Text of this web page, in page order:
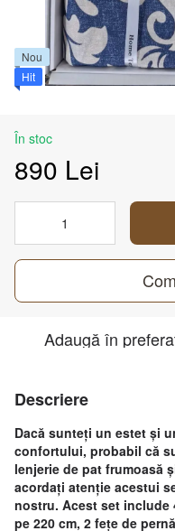
Nou
Hit
În stoc
890 Lei
Adaugă în
Descriere
Dacă sunteți un estet și
confortului, probabil că
lenjerie de pat frumoasă
acordați atenție acestui
nostru. Acest set include
pe 220 cm, 2 fețe de